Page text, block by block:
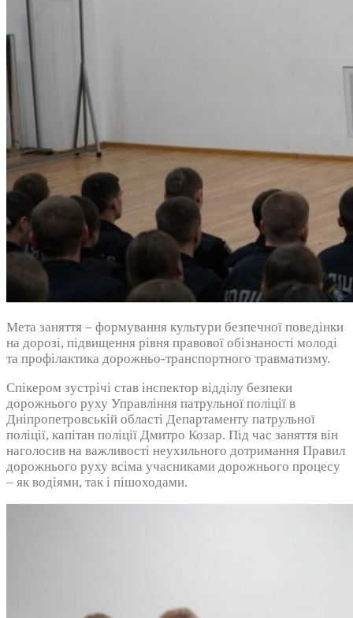
Мета заняття – формування культури безпечної поведінки
на дорозі, підвищення рівня правової обізнаності молоді
та профілактика дорожньо-транспортного травматизму.
Спікером зустрічі став інспектор відділу безпеки
дорожнього руху Управління патрульної поліції в
Дніпропетровській області Департаменту патрульної
поліції, капітан поліції Дмитро Козар. Під час заняття він
наголосив на важливості неухильного дотримання Правил
дорожнього руху всіма учасниками дорожнього процесу
– як водіями, так і пішоходами.